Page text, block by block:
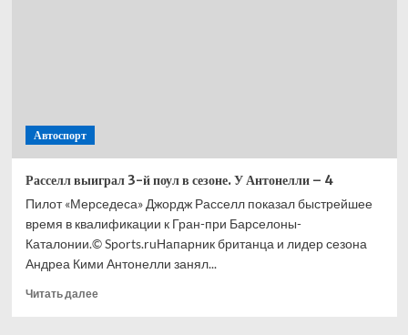
Автоспорт
Расселл выиграл 3-й поул в сезоне. У Антонелли – 4
Пилот «Мерседеса» Джордж Расселл показал быстрейшее
время в квалификации к Гран-при Барселоны-
Каталонии.© Sports.ruНапарник британца и лидер сезона
Андреа Кими Антонелли занял...
Читать далееПрочитать